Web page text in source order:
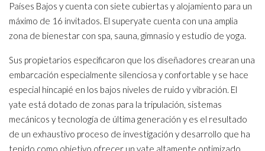
Países Bajos y cuenta con siete cubiertas y alojamiento para un
máximo de 16 invitados. El superyate cuenta con una amplia
zona de bienestar con spa, sauna, gimnasio y estudio de yoga.
Sus propietarios especificaron que los diseñadores crearan una
embarcación especialmente silenciosa y confortable y se hace
especial hincapié en los bajos niveles de ruido y vibración. El
yate está dotado de zonas para la tripulación, sistemas
mecánicos y tecnología de última generación y es el resultado
de un exhaustivo proceso de investigación y desarrollo que ha
tenido como objetivo ofrecer un yate altamente optimizado.